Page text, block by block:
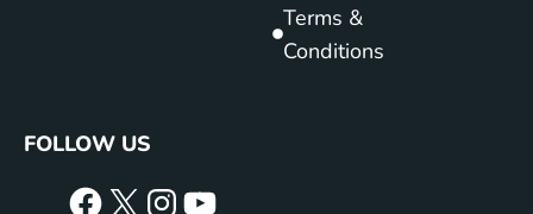
Terms &
Conditions
FOLLOW US